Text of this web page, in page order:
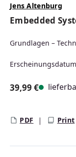
Jens Altenburg
Embedded
Grundlagen –
39,99 €
PDF Print